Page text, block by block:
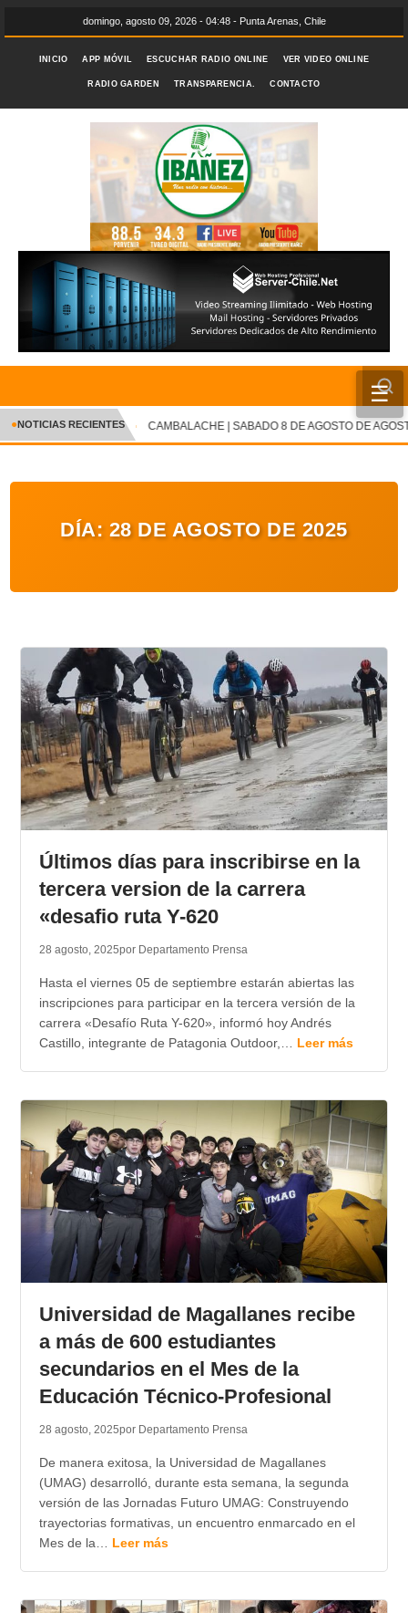
domingo, agosto 09, 2026 - 04:48 - Punta Arenas, Chile
INICIO APP MÓVIL ESCUCHAR RADIO ONLINE VER VIDEO ONLINE
RADIO GARDEN TRANSPARENCIA. CONTACTO
☰
INICIO
CRÓNICA
ENTRETENIMIENTO Y CULTURA
AUDIOS
VIDEOS
GALERIA DE FOTOS
APP MÓVIL
●NOTICIAS RECIENTES CAMBALACHE | SABADO 8 DE AGOSTO DE
DÍA: 28 DE AGOSTO DE 2025
Últimos días para inscribirse en la
tercera version de la carrera
«desafio ruta Y-620
28 agosto, 2025por Departamento Prensa
Hasta el viernes 05 de septiembre estarán abiertas las
inscripciones para participar en la tercera versión de la
carrera «Desafío Ruta Y-620», informó hoy Andrés
Castillo, integrante de Patagonia Outdoor,… Leer más
Universidad de Magallanes recibe
a más de 600 estudiantes
secundarios en el Mes de la
Educación Técnico-Profesional
28 agosto, 2025por Departamento Prensa
De manera exitosa, la Universidad de Magallanes
(UMAG) desarrolló, durante esta semana, la segunda
versión de las Jornadas Futuro UMAG: Construyendo
trayectorias formativas, un encuentro enmarcado en el
Mes de la… Leer más